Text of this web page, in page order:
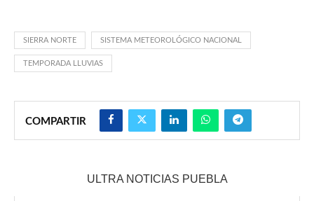
SIERRA NORTE SISTEMA METEOROLÓGICO NACIONAL
TEMPORADA LLUVIAS
COMPARTIR
ULTRA NOTICIAS PUEBLA